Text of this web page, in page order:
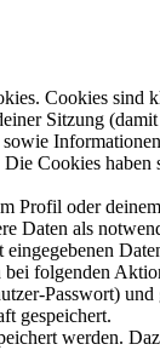
Cookies
Sitzung
Cookies
oder
Daten als
folgenden
Passwort)
gespeichert.
werden.